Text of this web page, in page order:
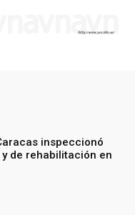
inspeccionó
de rehabilitación en